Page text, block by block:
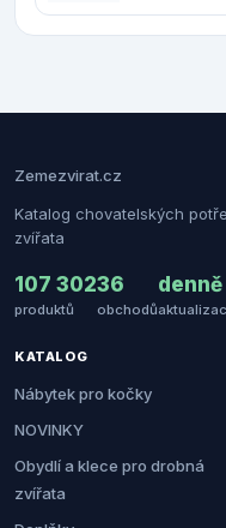
Zemezvirat.cz
Katalog chovatelských
zvířata
107 302
produktů
36
obchodů
denně
KATALOG
Nábytek pro kočky
NOVINKY
Obydlí a klece pro drobná
zvířata